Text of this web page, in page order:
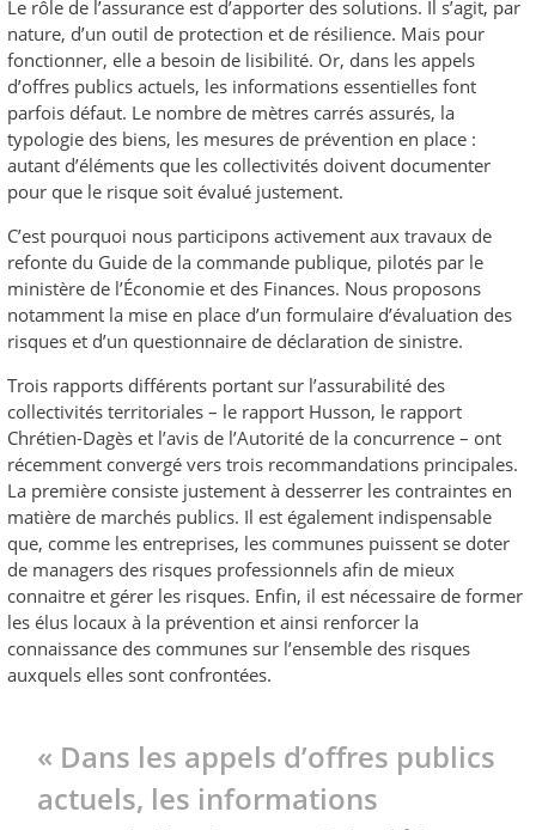
Le rôle de l’assurance est d’apporter des solutions. Il s’agit, par
nature, d’un outil de protection et de résilience. Mais pour
fonctionner, elle a besoin de lisibilité. Or, dans les appels
d’offres publics actuels, les informations essentielles font
parfois défaut. Le nombre de mètres carrés assurés, la
typologie des biens, les mesures de prévention en place :
autant d’éléments que les collectivités doivent documenter
pour que le risque soit évalué justement.
C’est pourquoi nous participons activement aux travaux de
refonte du Guide de la commande publique, pilotés par le
ministère de l’Économie et des Finances. Nous proposons
notamment la mise en place d’un formulaire d’évaluation des
risques et d’un questionnaire de déclaration de sinistre.
Trois rapports différents portant sur l’assurabilité des
collectivités territoriales – le rapport Husson, le rapport
Chrétien-Dagès et l’avis de l’Autorité de la concurrence – ont
récemment convergé vers trois recommandations principales.
La première consiste justement à desserrer les contraintes en
matière de marchés publics. Il est également indispensable
que, comme les entreprises, les communes puissent se doter
de managers des risques professionnels afin de mieux
connaitre et gérer les risques. Enfin, il est nécessaire de former
les élus locaux à la prévention et ainsi renforcer la
connaissance des communes sur l’ensemble des risques
auxquels elles sont confrontées.
« Dans les appels d’offres publics
actuels, les informations